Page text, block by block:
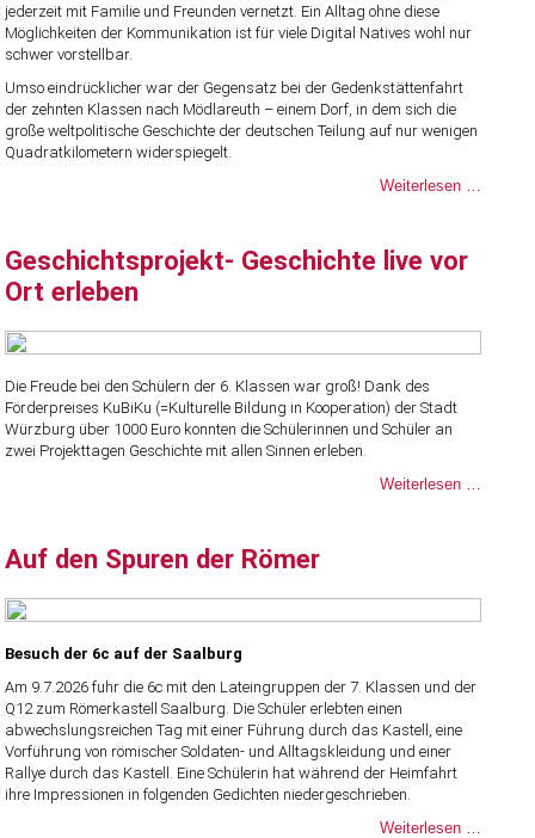
jederzeit mit Familie und Freunden vernetzt. Ein Alltag ohne diese
Möglichkeiten der Kommunikation ist für viele Digital Natives wohl nur
schwer vorstellbar.
Umso eindrücklicher war der Gegensatz bei der Gedenkstättenfahrt
der zehnten Klassen nach Mödlareuth – einem Dorf, in dem sich die
große weltpolitische Geschichte der deutschen Teilung auf nur wenigen
Quadratkilometern widerspiegelt.
Weiterlesen …
Geschichtsprojekt- Geschichte live vor
Ort erleben
Die Freude bei den Schülern der 6. Klassen war groß! Dank des
Förderpreises KuBiKu (=Kulturelle Bildung in Kooperation) der Stadt
Würzburg über 1000 Euro konnten die Schülerinnen und Schüler an
zwei Projekttagen Geschichte mit allen Sinnen erleben.
Weiterlesen …
Auf den Spuren der Römer
Besuch der 6c auf der Saalburg
Am 9.7.2026 fuhr die 6c mit den Lateingruppen der 7. Klassen und der
Q12 zum Römerkastell Saalburg. Die Schüler erlebten einen
abwechslungsreichen Tag mit einer Führung durch das Kastell, eine
Vorführung von römischer Soldaten- und Alltagskleidung und einer
Rallye durch das Kastell. Eine Schülerin hat während der Heimfahrt
ihre Impressionen in folgenden Gedichten niedergeschrieben.
Weiterlesen …